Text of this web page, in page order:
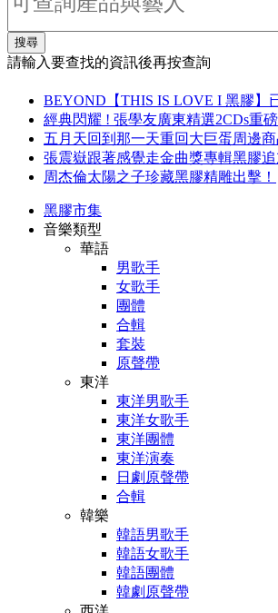
搜尋
請輸入要查找的資訊後再按查詢
BEYOND【THIS IS LOVE I 黑膠】
經典閃耀 ! 張學友廣東精選2CDs重
五月天回到那一天重回大巨蛋周邊
張震嶽跟著感覺走金曲獎專輯黑膠
周杰倫太陽之子珍藏黑膠精雕出擊！
黑膠市集
音樂類型
華語
男歌手
女歌手
團體
合輯
套裝
原聲帶
東洋
東洋男歌手
東洋女歌手
東洋團體
東洋演奏
日劇原聲帶
合輯
韓樂
韓語男歌手
韓語女歌手
韓語團體
韓劇原聲帶